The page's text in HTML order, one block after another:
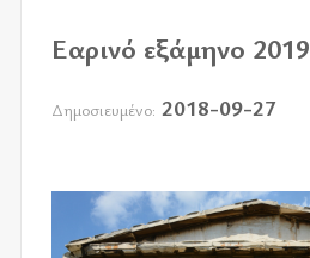
Εαρινό εξάμηνο 2019
Δημοσιευμένο: 2018-09-27